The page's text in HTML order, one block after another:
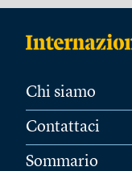
Chi siamo
Contattaci
Sommario